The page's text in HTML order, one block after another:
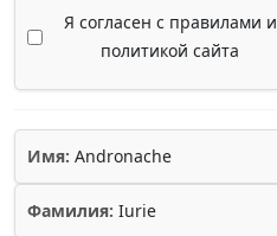
Я согласен с правилами и
политикой сайта
Имя: Andronache
Фамилия: Iurie